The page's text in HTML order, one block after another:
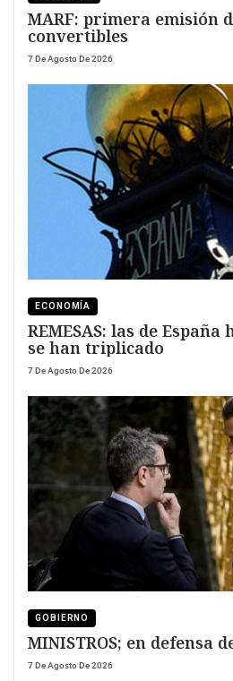
MARF: primera emisión
convertibles
7 De Agosto De 2026
ECONOMÍA
REMESAS: las de
se han triplicado
7 De Agosto De 2026
GOBIERNO
MINISTROS; en defensa
7 De Agosto De 2026